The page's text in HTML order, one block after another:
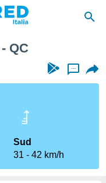
QC
...
Sud
31
42 km/h